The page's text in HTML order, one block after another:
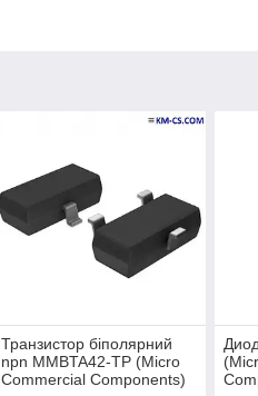
Транзистор біполярний
npn MMBTA42-TP (Micro
Commercial Components)